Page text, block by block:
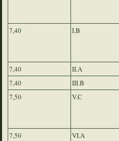
7,40 I.B
7,40 II.A
7,40
III.B
7,50
V.C
7,50 VI.A